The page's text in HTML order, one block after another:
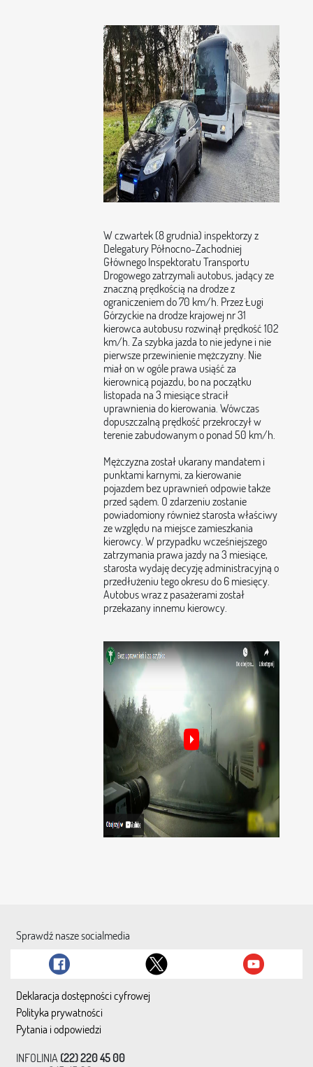
W czwartek (8 grudnia) inspektorzy z
Delegatury Północno-Zachodniej
Głównego Inspektoratu Transportu
Drogowego zatrzymali autobus, jadący ze
znaczną prędkością na drodze z
ograniczeniem do 70 km/h. Przez Ługi
Górzyckie na drodze krajowej nr 31
kierowca autobusu rozwinął prędkość 102
km/h. Za szybka jazda to nie jedyne i nie
pierwsze przewinienie mężczyzny. Nie
miał on w ogóle prawa usiąść za
kierownicą pojazdu, bo na początku
listopada na 3 miesiące stracił
uprawnienia do kierowania. Wówczas
dopuszczalną prędkość przekroczył w
terenie zabudowanym o ponad 50 km/h.
Mężczyzna został ukarany mandatem i
punktami karnymi, za kierowanie
pojazdem bez uprawnień odpowie także
przed sądem. O zdarzeniu zostanie
powiadomiony również starosta właściwy
ze względu na miejsce zamieszkania
kierowcy. W przypadku wcześniejszego
zatrzymania prawa jazdy na 3 miesiące,
starosta wydaję decyzję administracyjną o
przedłużeniu tego okresu do 6 miesięcy.
Autobus wraz z pasażerami został
przekazany innemu kierowcy.
Sprawdź nasze socialmedia
Deklaracja dostępności cyfrowej
Polityka prywatności
Pytania i odpowiedzi
INFOLINIA (22) 220 45 00